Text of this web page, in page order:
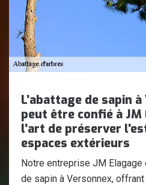
L’abattage de sapin
peut être confié à JM
l’art de préserver
espaces extérieurs
Notre entreprise JM
de sapin à Versonnex,